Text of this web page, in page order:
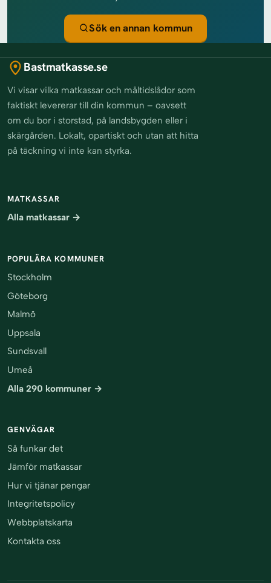
Sök en annan kommun
Bastmatkasse.se
Vi visar vilka matkassar och måltidslådor som
faktiskt levererar till din kommun – oavsett
om du bor i storstad, på landsbygden eller i
skärgården. Lokalt, opartiskt och utan att hitta
på täckning vi inte kan styrka.
MATKASSAR
Alla matkassar →
POPULÄRA KOMMUNER
Stockholm
Göteborg
Malmö
Uppsala
Sundsvall
Umeå
Alla 290 kommuner →
GENVÄGAR
Så funkar det
Jämför matkassar
Hur vi tjänar pengar
Integritetspolicy
Webbplatskarta
Kontakta oss